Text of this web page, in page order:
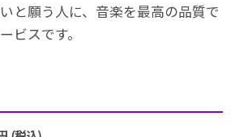
と願う人に、音楽を最高の品質で
ビスです。